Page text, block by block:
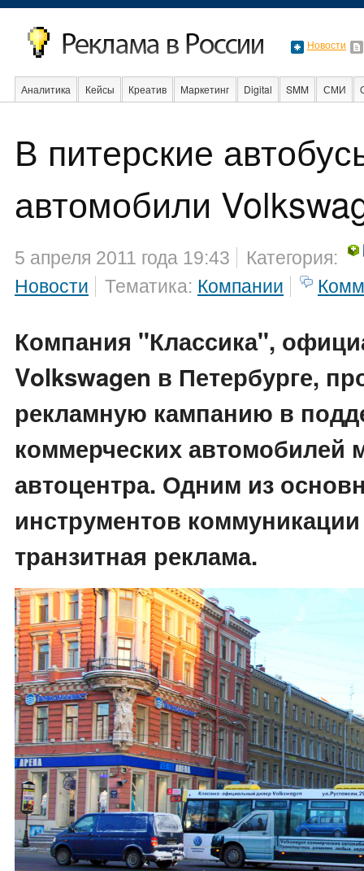
Новости
Аналитика Кейсы Креатив Маркетинг Digital SMM СМИ
Образование Стартапы
В питерские
автомобили
5 апреля 2011 года 19:43
Категория:
Новости
Тематика: Компании
Компания "Классика",
Volkswagen в Петербурге,
рекламную кампанию в
коммерческих автомобилей
автоцентра. Одним из
инструментов коммуникации
транзитная реклама.